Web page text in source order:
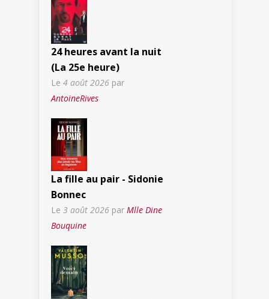
24 heures avant la nuit
(La 25e heure)
Le 4 août 2026 par
AntoineRives
La fille au pair - Sidonie
Bonnec
Le 3 août 2026 par Mlle Dine
Bouquine